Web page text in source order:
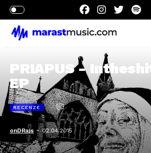
PRIAPUS -
EP
RECENZE
onDRajs -02.04.2015